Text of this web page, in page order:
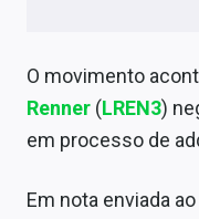
Conteúdo de Marca
Sobre
Expediente
O movimento
Renner (LREN3)
em processo de
Em nota enviada